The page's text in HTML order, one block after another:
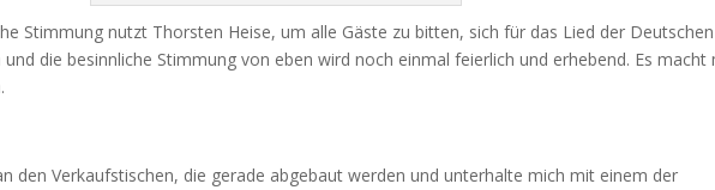
Stimmung nutzt Thorsten Heise, um alle Gäste zu bitten, sich für das Lied der
die besinnliche Stimmung von eben wird noch einmal feierlich und erhebend. Es macht
den Verkaufstischen, die gerade abgebaut werden und unterhalte mich mit einem der